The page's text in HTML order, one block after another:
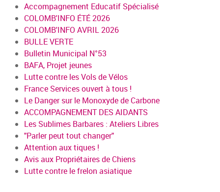
Accompagnement Educatif Spécialisé
COLOMB'INFO ÉTÉ 2026
COLOMB'INFO AVRIL 2026
BULLE VERTE
Bulletin Municipal N°53
BAFA, Projet jeunes
Lutte contre les Vols de Vélos
France Services ouvert à tous !
Le Danger sur le Monoxyde de Carbone
ACCOMPAGNEMENT DES AIDANTS
Les Sublimes Barbares : Ateliers Libres
"Parler peut tout changer"
Attention aux tiques !
Avis aux Propriétaires de Chiens
Lutte contre le frelon asiatique